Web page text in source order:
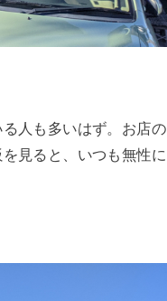
人も多いはず。お店の
見ると、いつも無性に